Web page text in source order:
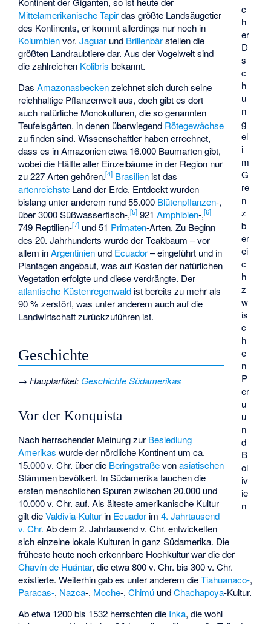
c
h
er
D
s
c
h
u
n
g
el
i
m
G
re
n
z
b
er
ei
c
h
z
w
is
c
h
e
n
P
er
u
u
n
d
B
ol
iv
ie
n
Mittelamerikanische Tapirdas größte Landsäugetier
des Kontinents, er kommt allerdings nur noch in
Kolumbienvor.Jaguar und Brillenbärstellen die
größten Landraubtiere dar. Aus der Vogelwelt sind
die zahlreichen Kolibris bekannt.
DasAmazonasbeckenzeichnet sich durch seine
reichhaltige Pflanzenwelt aus, doch gibt es dort
auch natürliche Monokulturen, die so genannten
Teufelsgärten, in denen überwiegend Rötegewächse
zu finden sind. Wissenschaftler haben errechnet,
dass es in Amazonien etwa 16.000 Baumarten gibt,
wobei die Hälfte aller Einzelbäume in der Region nur
zu 227 Arten gehören.[4] Brasilien ist das
artenreichste Land der Erde. Entdeckt wurden
bislang unter anderem rund 55.000 Blütenpflanzen-,
über 3000 Süßwasserfisch-,[5] 921Amphibien-,[6]
749 Reptilien-[7] und 51 Primaten-Arten. Zu Beginn
des 20. Jahrhunderts wurde der Teakbaum – vor
allem inArgentinien und Ecuador– eingeführt und in
Plantagen angebaut, was auf Kosten der natürlichen
Vegetation erfolgte und diese verdrängte. Der
atlantische Küstenregenwald ist bereits zu mehr als
90 % zerstört, was unter anderem auch auf die
Landwirtschaft zurückzuführen ist.
Geschichte
→Hauptartikel: Geschichte Südamerikas
Vor der Konquista
Nach herrschender Meinung zur Besiedlung
Amerikas wurde der nördliche Kontinent um ca.
15.000 v. Chr. über die Beringstraßevonasiatischen
Stämmen bevölkert. In Südamerika tauchen die
ersten menschlichen Spuren zwischen 20.000 und
10.000 v. Chr. auf. Als älteste amerikanische Kultur
gilt dieValdivia-Kultur in Ecuador im4. Jahrtausend
v. Chr. Ab dem 2. Jahrtausend v. Chr. entwickelten
sich einzelne lokale Kulturen in ganz Südamerika. Die
früheste heute noch erkennbare Hochkultur war die der
Chavín de Huántar, die etwa 800 v. Chr. bis 300 v. Chr.
existierte. Weiterhin gab es unter anderem dieTiahuanaco-,
Paracas-, Nazca-, Moche-,Chimú undChachapoya-Kultur.
Ab etwa 1200 bis 1532 herrschten die Inka, die wohl